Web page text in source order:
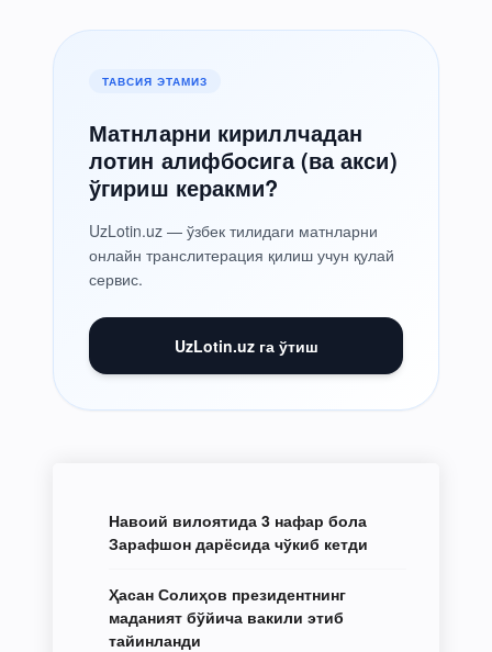
ТАВСИЯ ЭТАМИЗ
Матнларни кириллчадан
лотин алифбосига (ва акси)
ўгириш керакми?
UzLotin.uz — ўзбек тилидаги матнларни
онлайн транслитерация қилиш учун қулай
сервис.
UzLotin.uz га ўтиш
Навоий вилоятида 3 нафар бола
Зарафшон дарёсида чўкиб кетди
Ҳасан Солиҳов президентнинг
маданият бўйича вакили этиб
тайинланди